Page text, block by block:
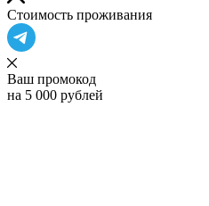
Cтоимость проживания
Ваш промокод
на 5 000 рублей